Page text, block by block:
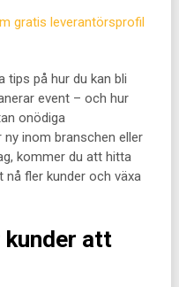
gratis leverantörsprofil
tips på hur du kan bli
event – och hur
onödiga
ny inom branschen eller
kommer du att hitta
nå fler kunder och växa
kunder att